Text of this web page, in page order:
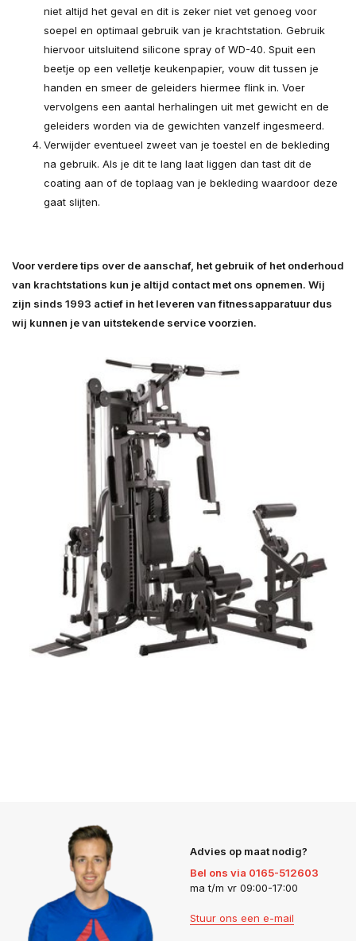
niet altijd het geval en dit is zeker niet vet genoeg voor
soepel en optimaal gebruik van je krachtstation. Gebruik
hiervoor uitsluitend silicone spray of WD-40. Spuit een
beetje op een velletje keukenpapier, vouw dit tussen je
handen en smeer de geleiders hiermee flink in. Voer
vervolgens een aantal herhalingen uit met gewicht en de
geleiders worden via de gewichten vanzelf ingesmeerd.
Verwijder eventueel zweet van je toestel en de bekleding
na gebruik. Als je dit te lang laat liggen dan tast dit de
coating aan of de toplaag van je bekleding waardoor deze
gaat slijten.
Voor verdere tips over de aanschaf, het gebruik of het onderhoud
van krachtstations kun je altijd contact met ons opnemen. Wij
zijn sinds 1993 actief in het leveren van fitnessapparatuur dus
wij kunnen je van uitstekende service voorzien.
Advies op maat nodig?
Bel ons via 0165-512603
ma t/m vr 09:00-17:00
Stuur ons een e-mail